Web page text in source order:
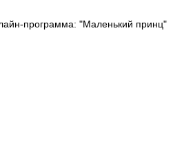
программа: "Маленький принц"